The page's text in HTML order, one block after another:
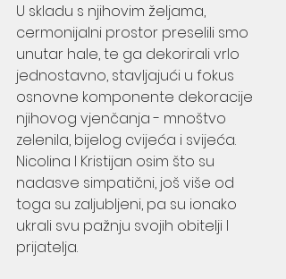
U skladu s njihovim željama,
cermonijalni prostor preselili smo
unutar hale, te ga dekorirali vrlo
jednostavno, stavljajući u fokus
osnovne komponente dekoracije
njihovog vjenčanja - mnoštvo
zelenila, bijelog cvijeća i svijeća.
Nicolina I Kristijan osim što su
nadasve simpatični, još više od
toga su zaljubljeni, pa su ionako
ukrali svu pažnju svojih obitelji I
prijatelja.